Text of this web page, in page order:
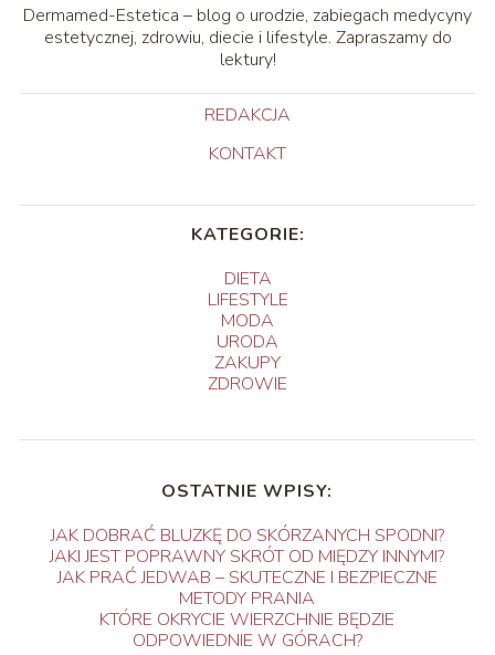
Dermamed-Estetica – blog o urodzie, zabiegach medycyny
estetycznej, zdrowiu, diecie i lifestyle. Zapraszamy do
lektury!
REDAKCJA
KONTAKT
KATEGORIE:
DIETA
LIFESTYLE
MODA
URODA
ZAKUPY
ZDROWIE
OSTATNIE WPISY:
JAK DOBRAĆ BLUZKĘ DO SKÓRZANYCH SPODNI?
JAKI JEST POPRAWNY SKRÓT OD MIĘDZY INNYMI?
JAK PRAĆ JEDWAB – SKUTECZNE I BEZPIECZNE
METODY PRANIA
KTÓRE OKRYCIE WIERZCHNIE BĘDZIE
ODPOWIEDNIE W GÓRACH?